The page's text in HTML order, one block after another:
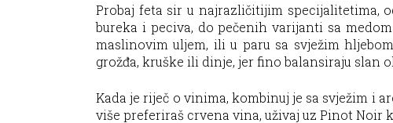
Probaj feta sir u najrazličitijim specijalitetima,
bureka i peciva, do pečenih varijanti sa
maslinovim uljem, ili u paru sa svježim
grožđa, kruške ili dinje, jer fino balansiraju slan
Kada je riječ o vinima, kombinuj je sa svježim i
više preferiraš crvena vina, uživaj uz Pinot Noir